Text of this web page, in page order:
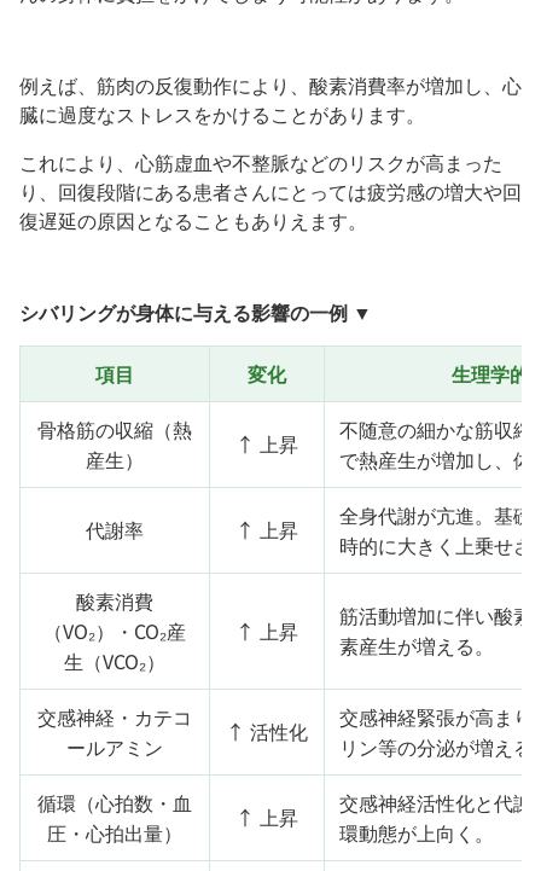
例えば、筋肉の反復動作により、酸素消費率が増加し、心
臓に過度なストレスをかけることがあります。
これにより、心筋虚血や不整脈などのリスクが高まった
り、回復段階にある患者さんにとっては疲労感の増大や回
復遅延の原因となることもありえます。
シバリングが身体に与える影響の一例 ▼
項目 変化
生理学的
骨格筋の収縮（熱
産生）
↑ 上昇
不随意の細かな筋収縮
で熱産生が増加し、
代謝率 ↑ 上昇
全身代謝が亢進。基礎
時的に大きく上乗せさ
酸素消費
（VO₂）・CO₂産
生（VCO₂）
↑ 上昇
筋活動増加に伴い酸素
素産生が増える。
交感神経・カテコ
ールアミン
↑ 活性化
交感神経緊張が高まり
リン等の分泌が増える
循環（心拍数・血
圧・心拍出量）
↑ 上昇
交感神経活性化と代謝
環動態が上向く。